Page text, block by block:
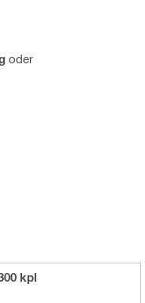
oder
kpl